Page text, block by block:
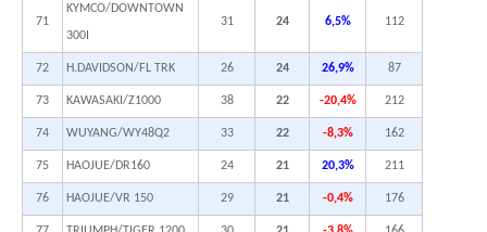
71
KYMCO/DOWNTOWN
300I
31 24 6,5% 112
72 H.DAVIDSON/FL TRK 26 24 26,9% 87
73 KAWASAKI/Z1000 38 22 -20,4% 212
74 WUYANG/WY48Q2 33 22 -8,3% 162
75 HAOJUE/DR160 24 21 20,3% 211
76 HAOJUE/VR 150 29 21 -0,4% 176